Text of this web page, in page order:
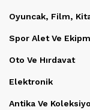
Oyuncak, Film,
Spor Alet Ve
Oto Ve Hırdavat
Elektronik
Antika Ve